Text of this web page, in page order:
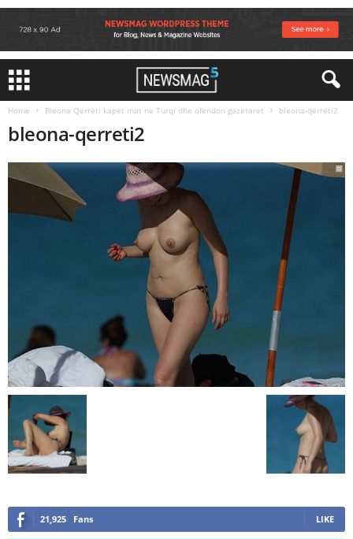
Home Bleona Qerreti kapet mat ne Turqi dhe ofendon gazetaret bleona-qerreti2
bleona-qerreti2
21,925 Fans LIKE